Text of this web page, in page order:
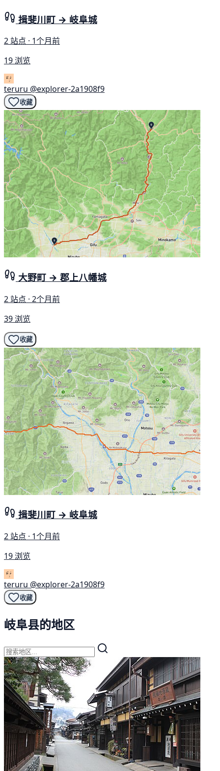
揖斐川町 → 岐阜城
2 站点 · 1个月前
19 浏览
teruru @explorer-2a1908f9
收藏
大野町 → 郡上八幡城
2 站点 · 2个月前
39 浏览
收藏
揖斐川町 → 岐阜城
2 站点 · 1个月前
19 浏览
teruru @explorer-2a1908f9
收藏
岐阜县的地区